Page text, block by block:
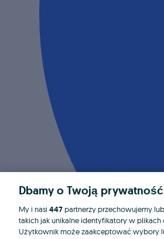
Dbamy o Twoją prywatność
My i nasi 447partnerzy przechowujemy
takich jak unikalne identyfikatory w
Użytkownik może zaakceptować wybory